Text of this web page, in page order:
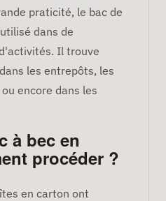
praticité, le bac de
dans de
Il trouve
les entrepôts, les
encore dans les
à bec en
procéder ?
en carton ont